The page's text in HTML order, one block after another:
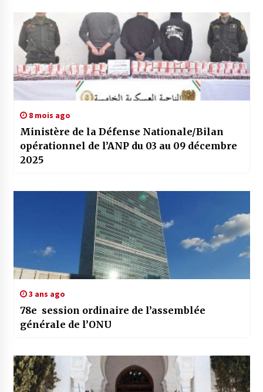
8 mois ago
Ministère de la Défense Nationale/Bilan
opérationnel de l’ANP du 03 au 09 décembre
2025
3 ans ago
78e session ordinaire de l’assemblée
générale de l’ONU